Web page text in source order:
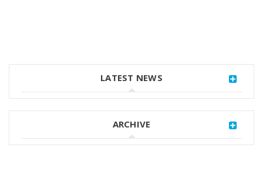
LATEST NEWS
ARCHIVE